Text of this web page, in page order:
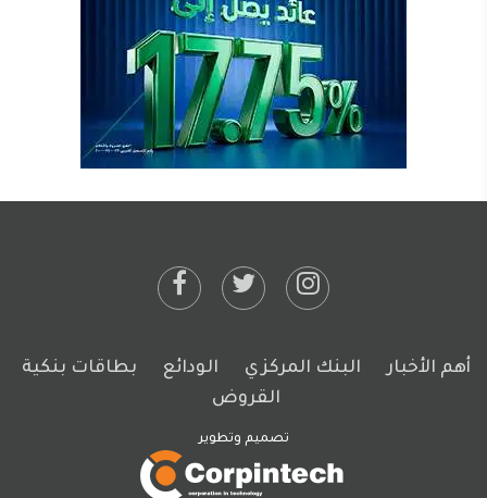
أهم الأخبار البنك المركزي الودائع
بطاقات بنكية
القروض
تصميم وتطوير